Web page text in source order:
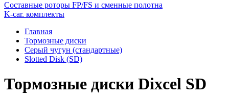
Составные роторы FP/FS и сменные полотна
K-car. комплекты
Главная
Тормозные диски
Серый чугун (стандартные)
Slotted Disk (SD)
Тормозные диски Dixcel SD